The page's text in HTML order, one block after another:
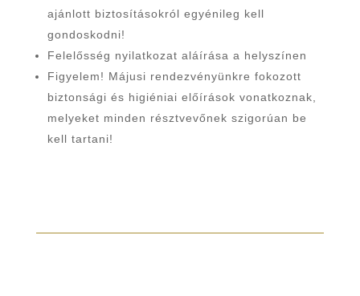
ajánlott biztosításokról egyénileg kell
gondoskodni!
Felelősség nyilatkozat aláírása a helyszínen
Figyelem! Májusi rendezvényünkre fokozott
biztonsági és higiéniai előírások vonatkoznak,
melyeket minden résztvevőnek szigorúan be
kell tartani!